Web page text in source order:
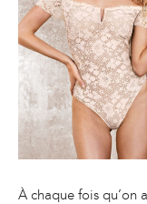
À chaque fois qu’on